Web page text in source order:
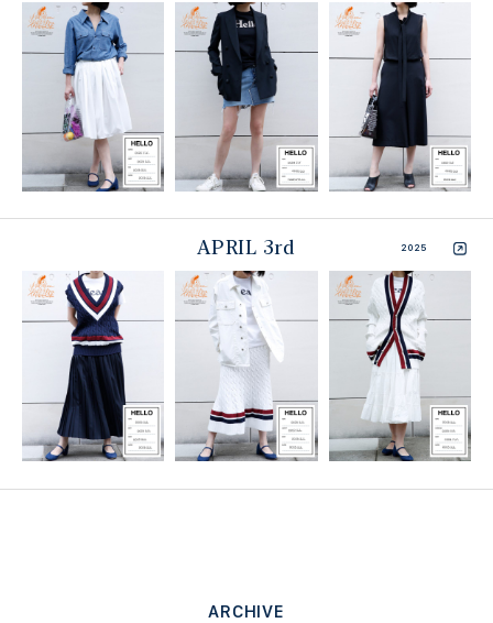
APRIL 3rd 2025
ARCHIVE